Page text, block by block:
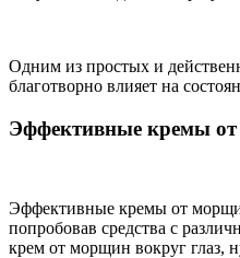
Одним из простых и
благотворно влияет на
Эффективные кремы
Эффективные кремы от
попробовав средства с
крем от морщин вокруг глаз,